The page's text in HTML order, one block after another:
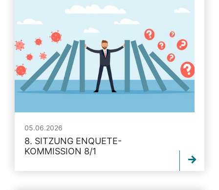
05.06.2026
8. SITZUNG ENQUETE-
KOMMISSION 8/1